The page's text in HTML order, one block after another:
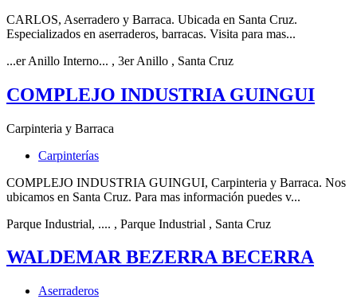
CARLOS, Aserradero y Barraca. Ubicada en Santa Cruz.
Especializados en aserraderos, barracas. Visita para mas...
...er Anillo Interno... , 3er Anillo , Santa Cruz
COMPLEJO INDUSTRIA GUINGUI
Carpinteria y Barraca
Carpinterías
COMPLEJO INDUSTRIA GUINGUI, Carpinteria y Barraca. Nos
ubicamos en Santa Cruz. Para mas información puedes v...
Parque Industrial, .... , Parque Industrial , Santa Cruz
WALDEMAR BEZERRA BECERRA
Aserraderos